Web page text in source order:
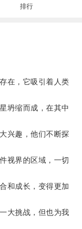
排行
在，它吸引着人类
缩而成，在其中
兴趣，他们不断探
视界的区域，一切
和成长，变得更加
大挑战，但也为我